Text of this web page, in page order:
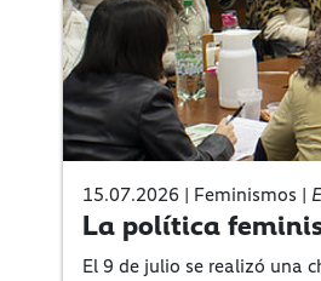
15.07.2026 | Feminismos |
La política
El 9 de julio se realizó una